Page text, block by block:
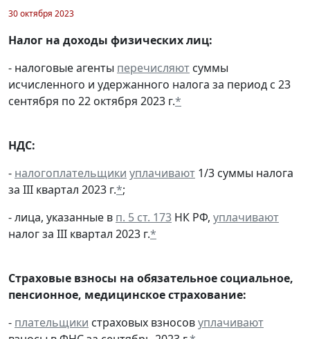
30 октября 2023
Налог на доходы физических лиц:
- налоговые агенты перечисляют суммы
исчисленного и удержанного налога за период с 23
сентября по 22 октября 2023 г.*
НДС:
- налогоплательщики уплачивают 1/3 суммы налога
за III квартал 2023 г.*;
- лица, указанные в п. 5 ст. 173 НК РФ, уплачивают
налог за III квартал 2023 г.*
Страховые взносы на обязательное социальное,
пенсионное, медицинское страхование:
- плательщики страховых взносовуплачивают